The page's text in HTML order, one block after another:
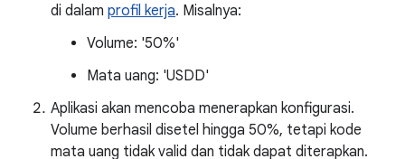
di dalam profil kerja. Misalnya:
Volume: '50%'
Mata uang: 'USDD'
Aplikasi akan mencoba menerapkan konfigurasi.
Volume berhasil disetel hingga 50%, tetapi kode
mata uang tidak valid dan tidak dapat diterapkan.